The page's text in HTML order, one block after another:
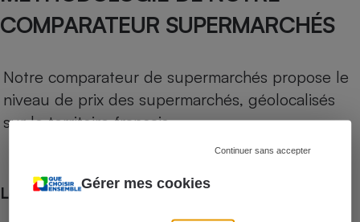
Gérer mes cookies
Continuer sans accepter
COMPARATEUR SUPERMARCHÉS
Notre comparateur de supermarchés propose le
niveau de prix des supermarchés, géolocalisés
sur le territoire français.
Les comparaisons de prix